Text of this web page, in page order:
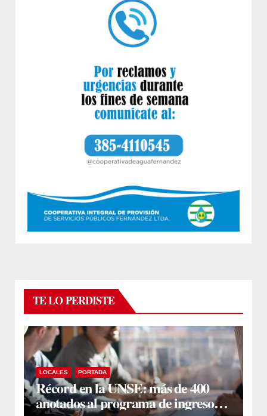
TE LO PERDISTE
LOCALES PORTADA
Récord en la UNSE: más de 400
anotados al programa de ingreso